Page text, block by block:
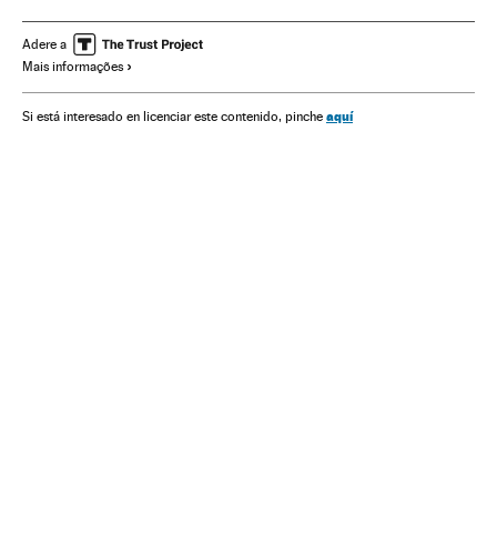
Política sanitária Organizações internacionais
Relações exteriores
Medicamentos Farmácia Medicina Saúde
Adere a
Mais informações
Si está interesado en licenciar este contenido, pinche aquí